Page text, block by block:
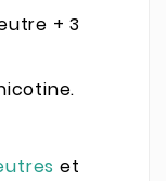
+ 3
et